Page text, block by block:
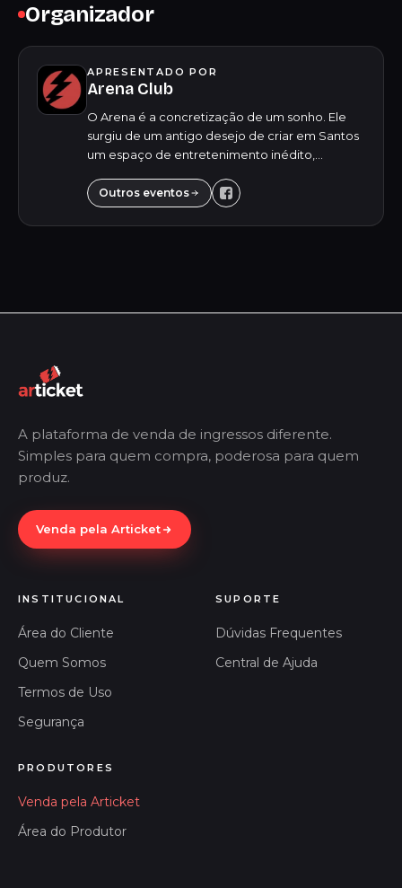
Organizador
APRESENTADO POR
Arena Club
O Arena é a concretização de um sonho. Ele
surgiu de um antigo desejo de criar em Santos
um espaço de entretenimento inédito,
experiência única e inesquecível. Destacando-
se pela versa...
Outros eventos
A plataforma de venda de ingressos diferente.
Simples para quem compra, poderosa para quem
produz.
Venda pela Articket
INSTITUCIONAL
Área do Cliente
Quem Somos
Termos de Uso
Segurança
SUPORTE
Dúvidas Frequentes
Central de Ajuda
PRODUTORES
Venda pela Articket
Área do Produtor